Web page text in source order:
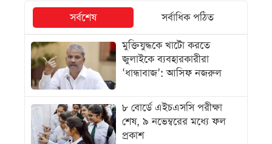
সর্বশেষ
সর্বাধিক পঠিত
মুক্তিযুদ্ধকে খাটো করতে
জুলাইকে ব্যবহারকারীরা
‘ধান্ধাবাজ’: আসিফ নজরুল
৮ বোর্ডে এইচএসসি পরীক্ষা
শেষ, ৯ নভেম্বরের মধ্যে ফল
প্রকাশ